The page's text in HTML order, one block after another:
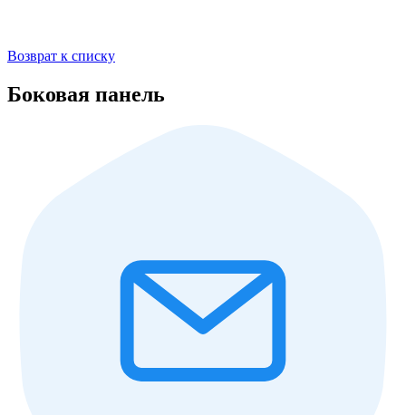
Возврат к списку
Боковая панель